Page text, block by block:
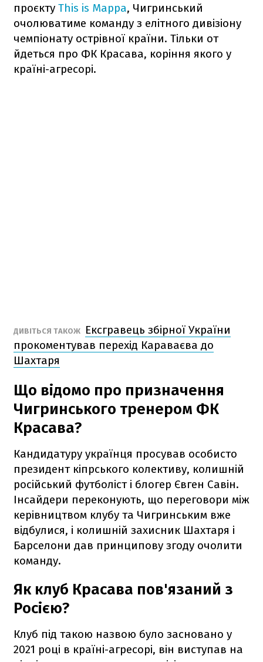
проєкту This is Mappa, Чигринський
очолюватиме команду з елітного дивізіону
чемпіонату острівної країни. Тільки от
йдеться про ФК Красава, коріння якого у
країні-агресорі.
ДИВІТЬСЯ ТАКОЖ
Ексгравець збірної України
прокоментував перехід Караваєва до
Шахтаря
Що відомо про призначення
Чигринського тренером ФК
Красава?
Кандидатуру українця просував особисто
президент кіпрського колективу, колишній
російський футболіст і блогер Євген Савін.
Інсайдери переконують, що переговори між
керівництвом клубу та Чигринським вже
відбулися, і колишній захисник Шахтаря і
Барселони дав принципову згоду очолити
команду.
Як клуб Красава пов'язаний з
Росією?
Клуб під такою назвою було засновано у
2021 році в країні-агресорі, він виступав на